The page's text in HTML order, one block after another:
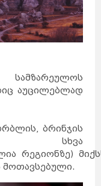
აუცილებლად
ბრინჯის
რეგიონზე)